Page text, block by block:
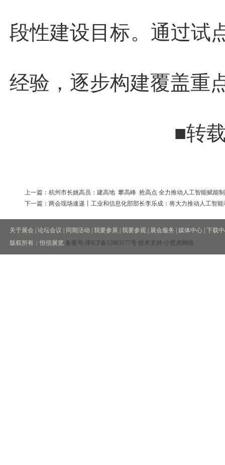
段性建设目标。通过试
经验，逐步构建覆盖重
■转
上一篇：杭州市长姚高员：建高地 攀高峰 抢高点 全力推动人工智能赋能
下一篇：两会现场速递丨工业和信息化部部长李乐成：将大力推动人工智能
关于展会 论坛会议 同期活动 我要参展 我要参观 展会服务 媒体中心 下载
版权所有：恒信展览 备案号:津ICP备12003177号 技术支持:小壁虎网络